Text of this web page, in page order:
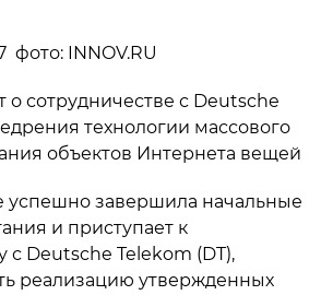
фото: INNOV.RU
о сотрудничестве с Deutsche
технологии массового
объектов Интернета вещей
успешно завершила начальные
и приступает к
с Deutsche Telekom (DT),
реализацию утвержденных